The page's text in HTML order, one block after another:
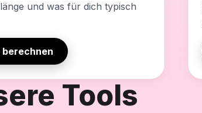
und was für dich typisch
Tools